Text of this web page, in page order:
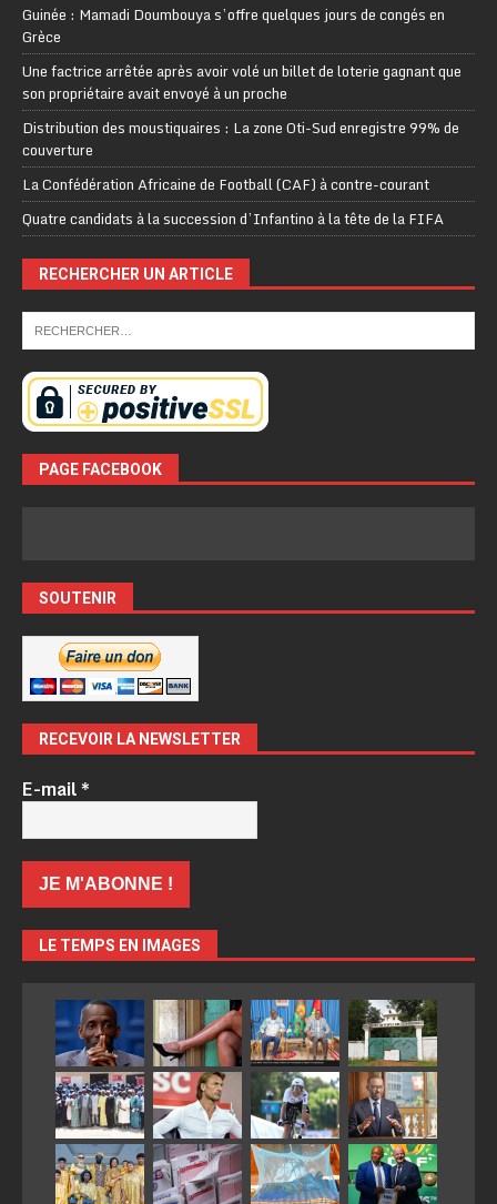
Guinée : Mamadi Doumbouya s’offre quelques jours de congés en
Grèce
Une factrice arrêtée après avoir volé un billet de loterie gagnant que
son propriétaire avait envoyé à un proche
Distribution des moustiquaires : La zone Oti-Sud enregistre 99% de
couverture
La Confédération Africaine de Football (CAF) à contre-courant
Quatre candidats à la succession d’Infantino à la tête de la FIFA
RECHERCHER UN ARTICLE
PAGE FACEBOOK
SOUTENIR
RECEVOIR LA NEWSLETTER
E-mail*
LE TEMPS EN IMAGES